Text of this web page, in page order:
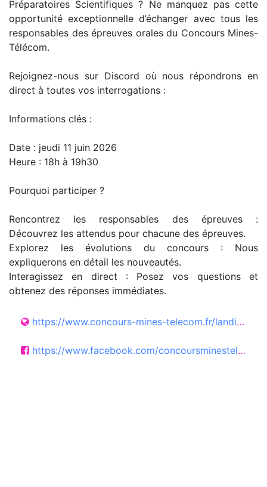
Préparatoires Scientifiques ? Ne manquez pas cette
opportunité exceptionnelle d’échanger avec tous les
responsables des épreuves orales du Concours Mines-
Télécom.
Rejoignez-nous sur Discord où nous répondrons en
direct à toutes vos interrogations :
Informations clés :
Date : jeudi 11 juin 2026
Heure : 18h à 19h30
Pourquoi participer ?
Rencontrez les responsables des épreuves :
Découvrez les attendus pour chacune des épreuves.
Explorez les évolutions du concours : Nous
expliquerons en détail les nouveautés.
Interagissez en direct : Posez vos questions et
obtenez des réponses immédiates.
https://www.concours-mines-telecom.fr/landing/participez-au-live-discord-du-concours-mines-telecom/?doing_wp_cron=1779181130.4860529899597167968750
https://www.facebook.com/concoursminestelecom/